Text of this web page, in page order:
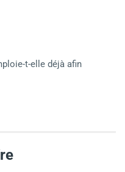
t-elle déjà afin